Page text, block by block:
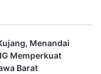
Menandai
Memperkuat
Barat